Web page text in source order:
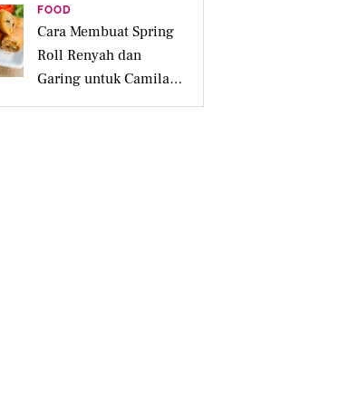
FOOD
Cara Membuat Spring
Roll Renyah dan
Garing untuk Camilan
Pesta